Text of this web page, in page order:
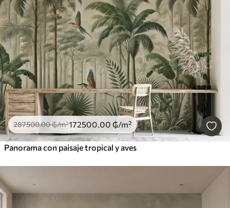
287500.00₲/m²172500.00 ₲/m²
Panorama con paisaje tropical y aves